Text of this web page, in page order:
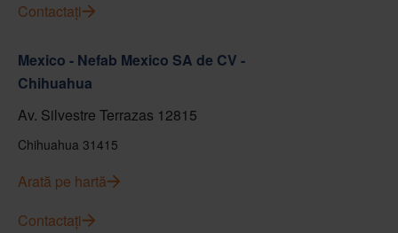
Contactați
Mexico - Nefab Mexico SA de CV -
Chihuahua
Av. Silvestre Terrazas 12815
Chihuahua 31415
Arată pe hartă
Contactați